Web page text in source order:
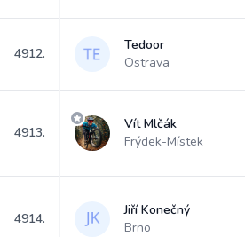
4912.
Tedoor
Ostrava
4913.
Vít Mlčák
Frýdek-Místek
4914.
Jiří Konečný
Brno